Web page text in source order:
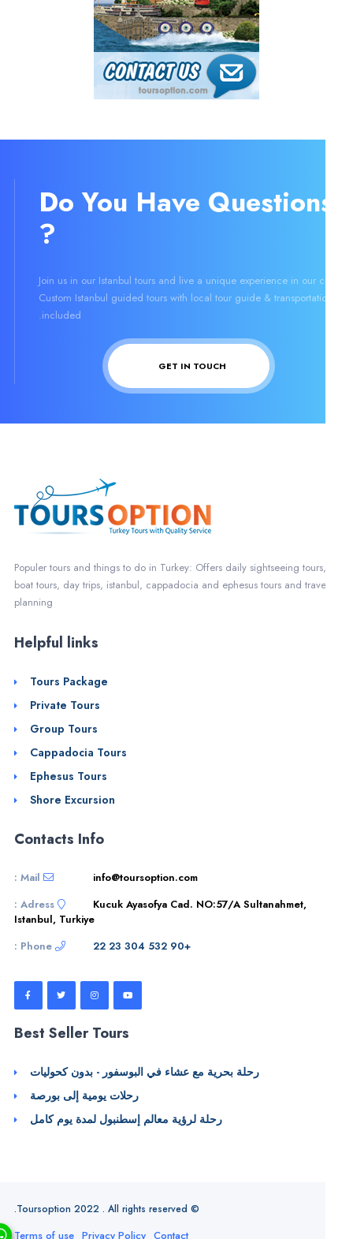
Do You Have
Join us in our Istanbul tours and live a unique experience in our
Custom Istanbul guided tours with local tour guide &
included.
GET IN TOUCH
Populer tours and things to do in Turkey: Offers daily sightseeing tours,
boat tours, day trips, istanbul, cappadocia and ephesus tours and
planning
Helpful links
Tours Package
Private Tours
Group Tours
Cappadocia Tours
Ephesus Tours
Shore Excursion
Contacts Info
info@toursoption.com
Kucuk Ayasofya Cad. NO:57/A Sultanahmet,
Istanbul, Turkiye
Best Seller Tours
رحلة بحرية مع عشاء في البوسفور - بدون كحوليات
رحلات يومية إلى بورصة
رحلة لرؤية معالم إسطنبول لمدة يوم كامل
Terms of use Privacy Policy Contact